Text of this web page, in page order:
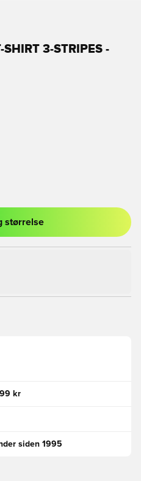
3-STRIPES -
eller tilmelde dig som medlem
størrelse
kr
siden 1995